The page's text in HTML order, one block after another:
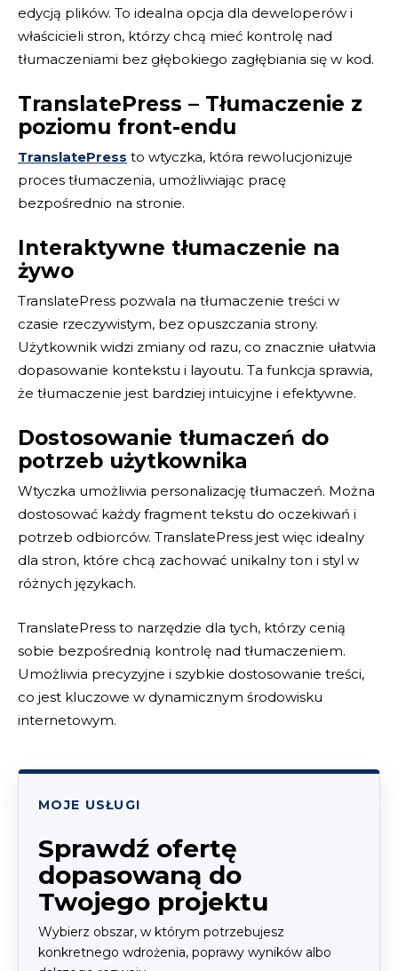
edycją plików. To idealna opcja dla deweloperów i
właścicieli stron, którzy chcą mieć kontrolę nad
tłumaczeniami bez głębokiego zagłębiania się w kod.
TranslatePress – Tłumaczenie z
poziomu front-endu
TranslatePress to wtyczka, która rewolucjonizuje
proces tłumaczenia, umożliwiając pracę
bezpośrednio na stronie.
Interaktywne tłumaczenie na
żywo
TranslatePress pozwala na tłumaczenie treści w
czasie rzeczywistym, bez opuszczania strony.
Użytkownik widzi zmiany od razu, co znacznie ułatwia
dopasowanie kontekstu i layoutu. Ta funkcja sprawia,
że tłumaczenie jest bardziej intuicyjne i efektywne.
Dostosowanie tłumaczeń do
potrzeb użytkownika
Wtyczka umożliwia personalizację tłumaczeń. Można
dostosować każdy fragment tekstu do oczekiwań i
potrzeb odbiorców. TranslatePress jest więc idealny
dla stron, które chcą zachować unikalny ton i styl w
różnych językach.
TranslatePress to narzędzie dla tych, którzy cenią
sobie bezpośrednią kontrolę nad tłumaczeniem.
Umożliwia precyzyjne i szybkie dostosowanie treści,
co jest kluczowe w dynamicznym środowisku
internetowym.
MOJE USŁUGI
Sprawdź ofertę
dopasowaną do
Twojego projektu
Wybierz obszar, w którym potrzebujesz
konkretnego wdrożenia, poprawy wyników albo